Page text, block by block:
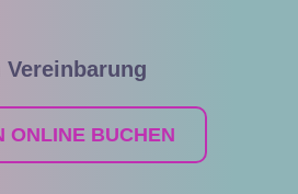
ONLINE BUCHEN